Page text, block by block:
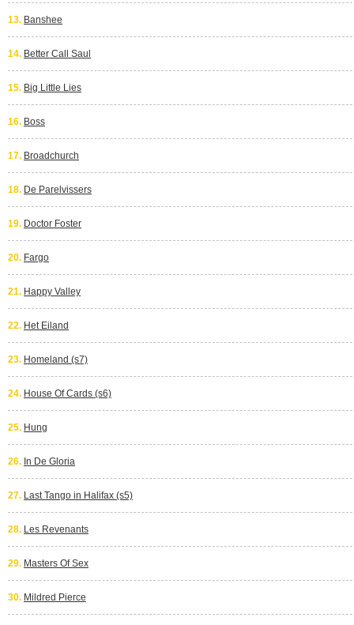
13. Banshee
14. Better Call Saul
15. Big Little Lies
16. Boss
17. Broadchurch
18. De Parelvissers
19. Doctor Foster
20. Fargo
21. Happy Valley
22. Het Eiland
23. Homeland (s7)
24. House Of Cards (s6)
25. Hung
26. In De Gloria
27. Last Tango in Halifax (s5)
28. Les Revenants
29. Masters Of Sex
30. Mildred Pierce